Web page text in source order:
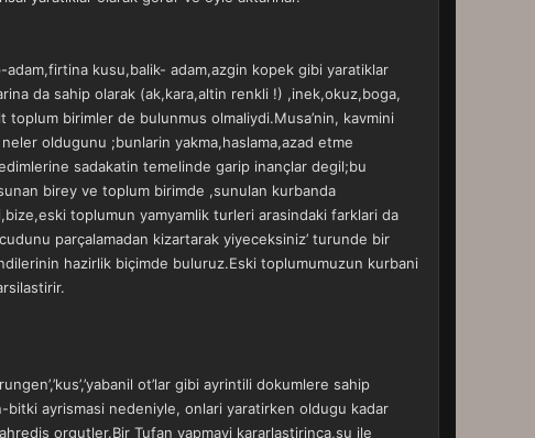
adam,firtina kusu,balik- adam,azgin kopek gibi yaratiklar
da sahip olarak (ak,kara,altin renkli !) ,inek,okuz,boga,
birimler de bulunmus olmaliydi.Musa’nin, kavmini
oldugunu ;bunlarin yakma,haslama,azad etme
sadakatin temelinde garip inançlar degil;bu
birey ve toplum birimde ,sunulan kurbanda
toplumun yamyamlik turleri arasindaki farklari da
parçalamadan kizartarak yiyeceksiniz’ turunde bir
hazirlik biçimde buluruz.Eski toplumumuzun kurbani
ot’lar gibi ayrintili dokumlere sahip
ayrismasi nedeniyle, onlari yaratirken oldugu kadar
orgutler.Bir Tufan yapmayi kararlastirinca,su ile